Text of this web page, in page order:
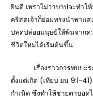
ยินดี เพราไม่ว่าบาปจะทำ
คริสตเจ้าก็ย่อมทรงนำพาแ
ปลดปล่อยมนุษย์ให้พ้นจากค
ชีวิตใหม่ได้เริ่มต้นขึ้น
เรื่องราวการพบปะระห
ตั้งแต่เกิด (เทียบ ยน 9:1-
กำเนิด ซึ่งทำให้ชายตาบอด